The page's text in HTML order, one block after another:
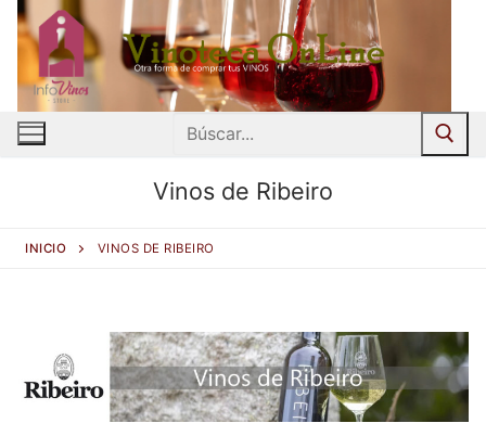
contenido
Buscar:
Vinos de Ribeiro
INICIO VINOS DE RIBEIRO